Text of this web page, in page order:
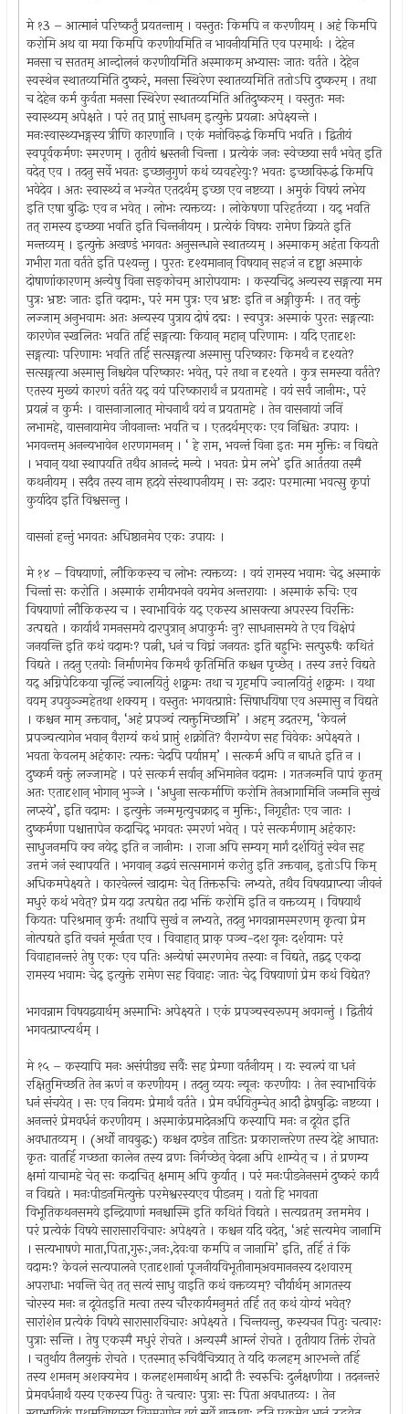
मे १3 – आत्मानं परिष्कर्तुं प्रयतन्ताम् । वस्तुतः किमपि न करणीयम् । अहं किमपि
करोमि अथ वा मया किमपि करणीयमिति न भावनीयमिति एव परमार्थः । देहेन
मनसा च सततम् आन्दोलनं करणीयमिति अस्माकम् अभ्यासः जातः वर्तते । देहेन
स्वस्थेन स्थातव्यमिति दुष्करं, मनसा स्थिरेण स्थातव्यमिति ततोऽपि दुष्करम् । तथा
च देहेन कर्म कुर्वता मनसा स्थिरेण स्थातव्यमिति अतिदुष्करम् । वस्तुतः मनः
स्वास्थ्यम् अपेक्षते । परं तत् प्राप्तुं साधनम् इत्युक्ते प्रयत्नाः अपेक्ष्यन्ते ।
मनःस्वास्थ्यभङ्गस्य त्रीणि कारणानि । एकं मनोविरुद्धं किमपि भवति । द्वितीयं
स्वपूर्वकर्मणः स्मरणम् । तृतीयं श्वस्तनी चिन्ता । प्रत्येकं जनः स्वेच्छया सर्वं भवेत् इति
वदेत् एव । तदनु सर्वे भवतः इच्छानुगुणं कथं व्यवहरेयुः? भवतः इच्छाविरुद्धं किमपि
भवेदेव । अतः स्वास्थ्यं न भज्येत एतदर्थम् इच्छा एव नष्टव्या । अमुकं विषयं लभेय
इति एषा बुद्धिः एव न भवेत् । लोभः त्यक्तव्यः । लोकेषणा परिहर्तव्या । यद् भवति
तत् रामस्य इच्छया भवति इति चिन्तनीयम् । प्रत्येकं विषयः रामेण क्रियते इति
मन्तव्यम् । इत्युक्ते अखण्डं भगवतः अनुसन्धाने स्थातव्यम् । अस्माकम् अहंता कियती
गभीरा गता वर्तते इति पश्यन्तु । पुरतः दृश्यमानान् विषयान् सहजं न दृष्ट्वा अस्माकं
दोषाणांकारणम् अन्येषु विना सङ्कोचम् आरोपयामः । कस्यचिद् अन्यस्य सङ्गत्या मम
पुत्रः भ्रष्टः जातः इति वदामः, परं मम पुत्रः एव भ्रष्टः इति न अङ्गीकुर्मः । तत् वक्तुं
लज्जाम् अनुभवामः अतः अन्यस्य पुत्राय दोषं दद्मः । स्वपुत्रः अस्माकं पुरतः सङ्गत्याः
कारणेन स्खलितः भवति तर्हि सङ्गत्याः कियान् महान् परिणामः । यदि एतादृशः
सङ्गत्याः परिणामः भवति तर्हि सत्सङ्गत्या अस्मासु परिष्कारः किमर्थं न दृश्यते?
सत्सङ्गत्या अस्मासु निश्चयेन परिष्कारः भवेत्, परं तथा न दृश्यते । कुत्र समस्या वर्तते?
एतस्य मुख्यं कारणं वर्तते यद् वयं परिष्कारार्थं न प्रयतामहे । वयं सर्वं जानीमः, परं
प्रयत्नं न कुर्मः । वासनाजालात् मोचनार्थं वयं न प्रयतामहे । तेन वासनायां जनिं
लभामहे, वासनायामेव जीवनान्तः भवति च । एतदर्थम्एकः एव निश्चितः उपायः ।
भगवन्तम् अनन्यभावेन शरणगमनम् । ‘ हे राम, भवन्तं विना इतः मम मुक्तिः न विद्यते
। भवान् यथा स्थापयति तथैव आनन्दं मन्ये । भवतः प्रेम लभे’ इति आर्ततया तस्मै
कथनीयम् । सदैव तस्य नाम हृदये संस्थापनीयम् । सः उदारः परमात्मा भवत्सु कृपां
कुर्यादेव इति विश्वसन्तु ।
वासनां हन्तुं भगवतः अधिष्ठानमेव एकः उपायः ।
मे १४ – विषयाणां, लौकिकस्य च लोभः त्यक्तव्यः । वयं रामस्य भवामः चेद् अस्माकं
चिन्तां सः करोति । अस्माकं रामीयभवने वयमेव अन्तरायाः । अस्माकं रुचिः एव
विषयाणां लौकिकस्य च । स्वाभाविकं यद् एकस्य आसक्त्या अपरस्य विरक्तिः
उत्पद्यते । कार्यार्थं गमनसमये दारपुत्रान् अपाकुर्मः नु? साधनासमये ते एव विक्षेपं
जनयन्ति इति कथं वदामः? पत्नी, धनं च विघ्नं जनयतः इति बहुभिः सत्पुरुषैः कथितं
विद्यते । तदनु एतयोः निर्माणमेव किमर्थं कृतिमिति कश्चन पृच्छेत् । तस्य उत्तरं विद्यते
यद् अग्निपेटिकया चूल्हिं ज्वालयितुं शक्नुमः तथा च गृहमपि ज्वालयितुं शक्नुमः । यथा
वयम् उपयुञ्ज्महेतथा शक्यम् । वस्तुतः भगवत्प्राप्तेः सिषाधयिषा एव अस्मासु न विद्यते
। कश्चन माम् उक्तवान्, ‘अहं प्रपञ्चं त्यक्तुमिच्छामि’ । अहम् उदतरम्, ‘केवलं
प्रपञ्चत्यागेन भवान् वैराग्यं कथं प्राप्तुं शक्नोति? वैराग्येण सह विवेकः अपेक्ष्यते ।
भवता केवलम् अहंकारः त्यक्तः चेदपि पर्याप्तम्’ । सत्कर्म अपि न बाधते इति न ।
दुष्कर्म वक्तुं लज्जामहे । परं सत्कर्म सर्वान् अभिमानेन वदामः । गतजन्मनि पापं कृतम्
अतः एतादृशान् भोगान् भुञ्जे । ‘अधुना सत्कर्माणि करोमि तेनआगामिनि जन्मनि सुखं
लप्स्ये’, इति वदामः । इत्युक्ते जन्ममृत्युचक्राद् न मुक्तिः, निगृहीतः एव जातः ।
दुष्कर्मणा पश्चात्तापेन कदाचिद् भगवतः स्मरणं भवेत् । परं सत्कर्मणाम् अहंकारः
साधुजनमपि क्व नयेद् इति न जानीमः । राजा अपि सम्यग् मार्गं दर्शयितुं स्वेन सह
उत्तमं जनं स्थापयति । भगवान् उद्धवं सत्समागमं करोतु इति उक्तवान्, इतोऽपि किम्
अधिकमपेक्ष्यते । कारवेल्लं खादामः चेत् तिक्तरुचिः लभ्यते, तथैव विषयप्राप्त्या जीवनं
मधुरं कथं भवेत्? प्रेम यदा उत्पद्येत तदा भक्तिं करोमि इति न वक्तव्यम् । विषयार्थं
कियतः परिश्रमान् कुर्मः तथापि सुखं न लभ्यते, तदनु भगवन्नामस्मरणम् कृत्वा प्रेम
नोत्पद्यते इति वचनं मूर्खता एव । विवाहात् प्राक् पञ्च-दश यूनः दर्शयामः परं
विवाहानन्तरं तेषु एकः एव पतिः अन्येषां स्मरणमेव तस्याः न विद्यते, तद्वद् एकदा
रामस्य भवामः चेद् इत्युक्ते रामेण सह विवाहः जातः चेद् विषयाणां प्रेम कथं विद्येत?
भगवन्नाम विषयद्वयार्थम् अस्माभिः अपेक्ष्यते । एकं प्रपञ्चस्वरूपम् अवगन्तुं । द्वितीयं
भगवत्प्राप्त्यर्थम् ।
मे १५ – कस्यापि मनः असंपीड्य सर्वैः सह प्रेम्णा वर्तनीयम् । यः स्वल्पं वा धनं
रक्षितुमिच्छति तेन ऋणं न करणीयम् । तदनु व्ययः न्यूनः करणीयः । तेन स्वाभाविकं
धनं संचयेत् । सः एव नियमः प्रेमार्थं वर्तते । प्रेम वर्धयितुम्चेत् आदौ द्वेषबुद्धिः नष्टव्या ।
अनन्तरं प्रेमवर्धनं करणीयम् । अस्माकंप्रमादेनअपि कस्यापि मनः न दूयेत इति
अवधातव्यम् । (अर्थो नावबुद्ध:) कश्चन दण्डेन ताडितः प्रकारान्तरेण तस्य देहे आघातः
कृतः वातर्हि गच्छता कालेन तस्य व्रणः निर्गच्छेत् वेदना अपि शाम्येत् च । तं प्रणम्य
क्षमां याचामहे चेत् सः कदाचित् क्षमाम् अपि कुर्यात् । परं मनःपीडनेनसमं दुष्करं कार्यं
न विद्यते । मनःपीडनमित्युक्ते परमेश्वरस्यएव पीडनम् । यतो हि भगवता
विभूतिकथनसमये इन्द्रियाणां मनश्चास्मि इति कथितं विद्यते । सत्यव्रतम् उत्तममेव ।
परं प्रत्येकं विषये सारासारविचारः अपेक्ष्यते । कश्चन यदि वदेत्, ‘अहं सत्यमेव जानामि
। सत्यभाषणे माता,पिता,गुरुः,जनः,देवःवा कमपि न जानामि’ इति, तर्हि तं किं
वदामः? केवलं सत्यपालने एतादृशानां पूजनीयविभूतीनाम्अवमाननस्य दशवारम्
अपराधाः भवन्ति चेत् तत् सत्यं साधु वाइति कथं वक्तव्यम्? चौर्यार्थम् आगतस्य
चोरस्य मनः न दूयेतइति मत्वा तस्य चौरकार्यमनुमतं तर्हि तत् कथं योग्यं भवेत्?
सारांशेन प्रत्येकं विषये सारासारविचारः अपेक्ष्यते । चिन्तयन्तु, कस्यचन पितुः चत्वारः
पुत्राः सन्ति । तेषु एकस्मै मधुरं रोचते । अन्यस्मै आम्लं रोचते । तृतीयाय तिक्तं रोचते
। चतुर्थाय तैलयुक्तं रोचते । एतस्मात् रुचिवैचित्र्यात् ते यदि कलहम् आरभन्ते तर्हि
तस्य शमनम् अशक्यमेव । कलहशमनार्थम् आदौ तैः स्वरुचिः दुर्लक्षणीया । तदनन्तरं
प्रेमवर्धनार्थं यस्य एकस्य पितुः ते चत्वारः पुत्राः सः पिता अवधातव्यः । तेन